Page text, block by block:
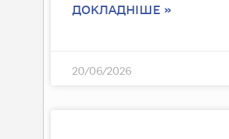
ДОКЛАДНІШЕ »
20/06/2026